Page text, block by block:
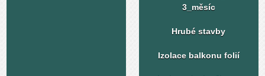
3_měsíc
Hrubé stavby
Izolace balkonu folií